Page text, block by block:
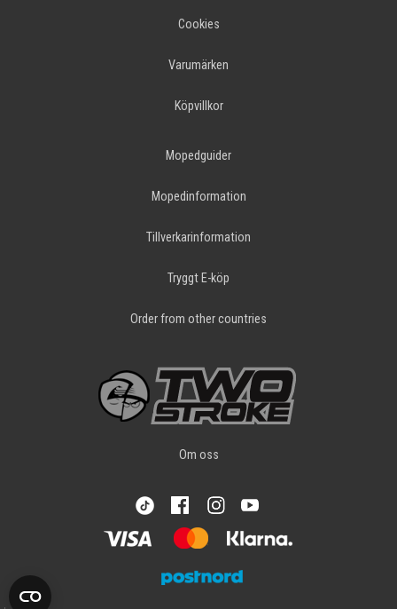
Cookies
Varumärken
Köpvillkor
Mopedguider
Mopedinformation
Tillverkarinformation
Tryggt E-köp
Order from other countries
Om oss